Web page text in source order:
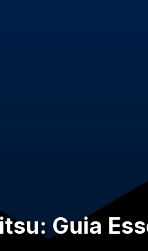
Guia